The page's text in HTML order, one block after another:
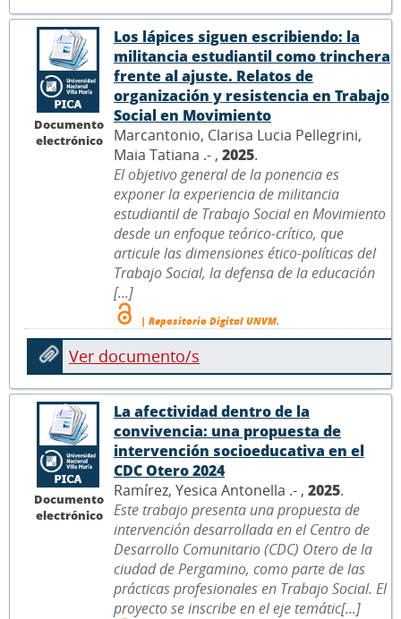
Documento
electrónico
Los lápices siguen escribiendo: la
militancia estudiantil como trinchera
frente al ajuste. Relatos de
organización y resistencia en Trabajo
Social en Movimiento
Marcantonio, Clarisa Lucia Pellegrini,
Maia Tatiana .- , 2025.
El objetivo general de la ponencia es
exponer la experiencia de militancia
estudiantil de Trabajo Social en Movimiento
desde un enfoque teórico-crítico, que
articule las dimensiones ético-políticas del
Trabajo Social, la defensa de la educación
[...]
| Repositorio Digital UNVM.
Ver documento/s
Documento
electrónico
La afectividad dentro de la
convivencia: una propuesta de
intervención socioeducativa en el
CDC Otero 2024
Ramírez, Yesica Antonella .- , 2025.
Este trabajo presenta una propuesta de
intervención desarrollada en el Centro de
Desarrollo Comunitario (CDC) Otero de la
ciudad de Pergamino, como parte de las
prácticas profesionales en Trabajo Social. El
proyecto se inscribe en el eje temátic[...]